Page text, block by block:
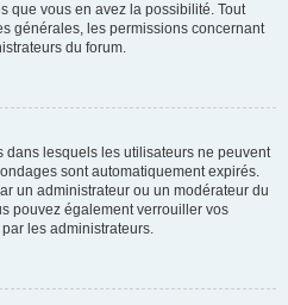
que vous en avez la possibilité. Tout
générales, les permissions concernant
du forum.
dans lesquels les utilisateurs ne peuvent
sont automatiquement expirés.
un administrateur ou un modérateur du
pouvez également verrouiller vos
les administrateurs.